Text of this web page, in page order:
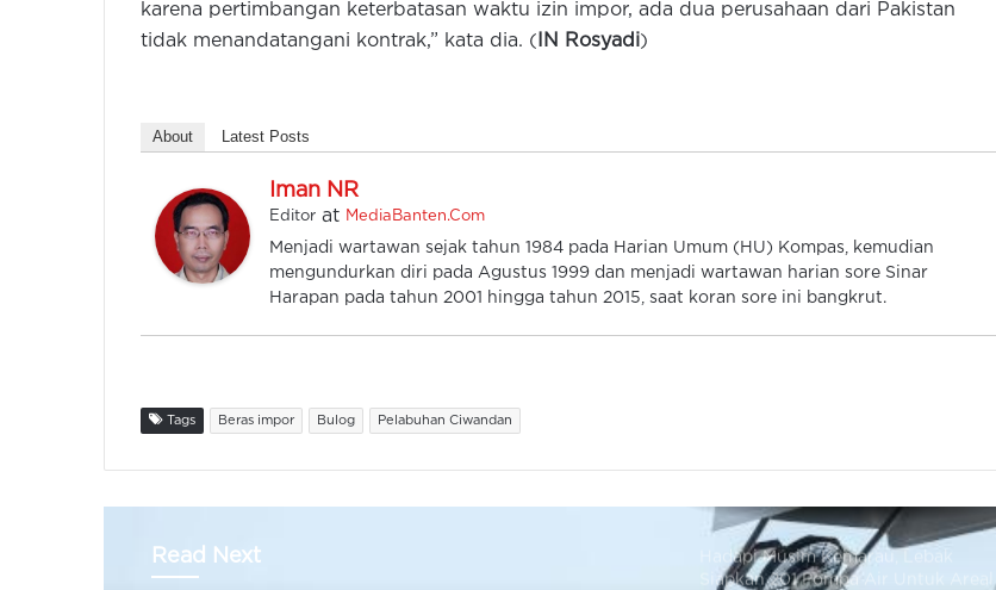
karena pertimbangan keterbatasan waktu izin impor, ada dua perusahaan dari Pakistan
tidak menandatangani kontrak,” kata dia. ( IN Rosyadi)
About Latest Posts
Iman NR
Editor at MediaBanten.Com
Menjadi wartawan sejak tahun 1984 pada Harian Umum (HU) Kompas, kemudian
mengundurkan diri pada Agustus 1999 dan menjadi wartawan harian sore Sinar
Harapan pada tahun 2001 hingga tahun 2015, saat koran sore ini bangkrut.
Tags Beras impor Bulog Pelabuhan Ciwandan
Read Next
Gubernur Banten Tinjau
SPBU Medan Mulai Normal
Bapanas: Harga Ayam dan Telur
Siapkan 201 Pompa Air Untuk Areal
Gubernur Banten Hadiri Panen
Raya Padi Organik 1.500 Hektar di